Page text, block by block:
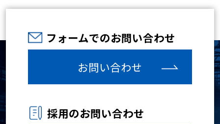
フォームでのお問い合わせ
お問い合わせ
採用のお問い合わせ